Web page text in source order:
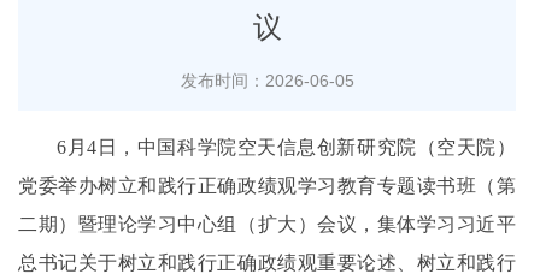
议
发布时间：2026-06-05
6月4日，中国科学院空天信息创新研究院（空天院）
党委举办树立和践行正确政绩观学习教育专题读书班（第
二期）暨理论学习中心组（扩大）会议，集体学习习近平
总书记关于树立和践行正确政绩观重要论述、树立和践行